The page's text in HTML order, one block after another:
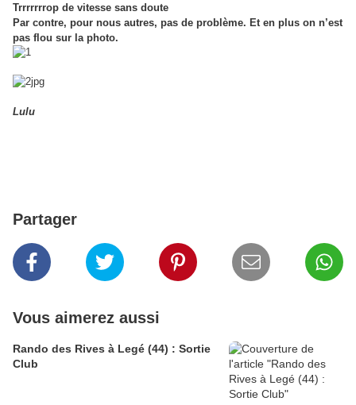
Trrrrrrrop de vitesse sans doute
Par contre, pour nous autres, pas de problème. Et en plus on n’est
pas flou sur la photo.
Lulu
Partager
Vous aimerez aussi
Rando des Rives à Legé (44) : Sortie
Club